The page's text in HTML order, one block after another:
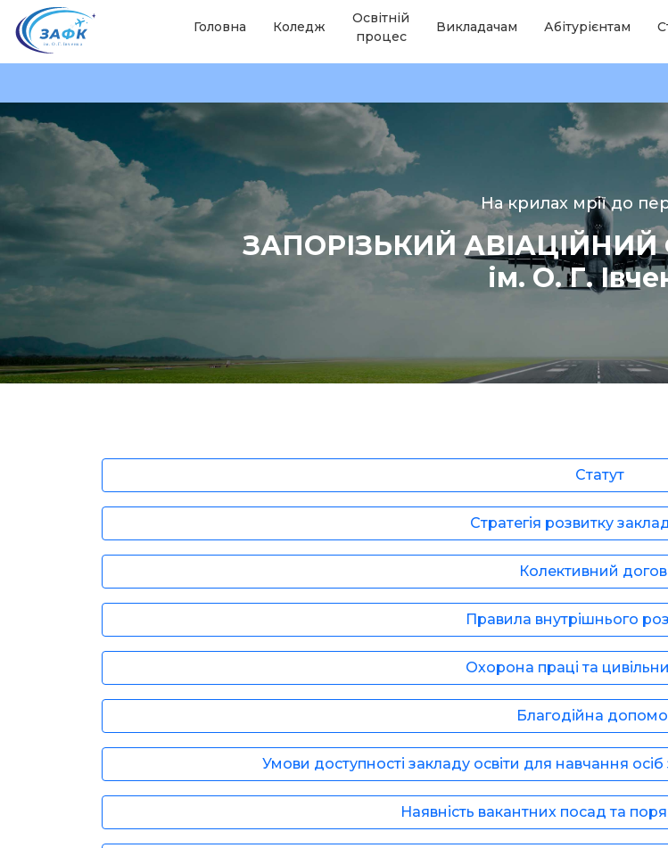
Головна Коледж
Освітній
процес
Викладачам Абітурієнтам
На крилах мрії до
ЗАПОРІЗЬКИЙ
ім. О. Г.
Статут
Стратегія розвитку
Колективний
Правила внутрішнього
Охорона праці та
Благодійна
Умови доступності закладу освіти для навчання
Наявність вакантних посад та